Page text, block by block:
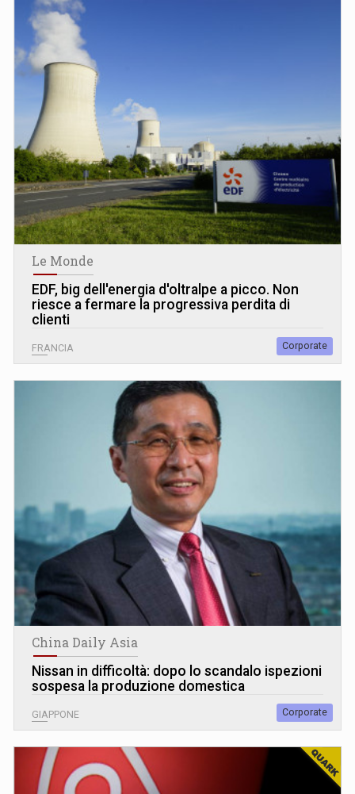
Le Monde
EDF, big dell'energia d'oltralpe a picco. Non
riesce a fermare la progressiva perdita di
clienti
FRANCIA Corporate
China Daily Asia
Nissan in difficoltà: dopo lo scandalo ispezioni
sospesa la produzione domestica
GIAPPONE Corporate